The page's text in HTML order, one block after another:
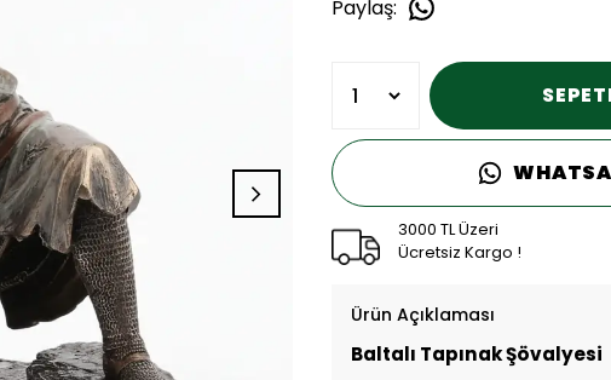
Paylaş:
3000 TL Üzeri
Ücretsiz Kargo !
Ürün Açıklaması
Baltalı Tapınak Şövalyesi